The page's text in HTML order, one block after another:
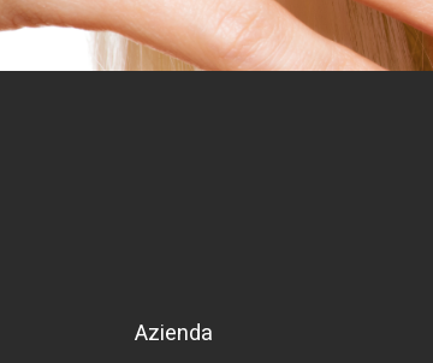
Azienda